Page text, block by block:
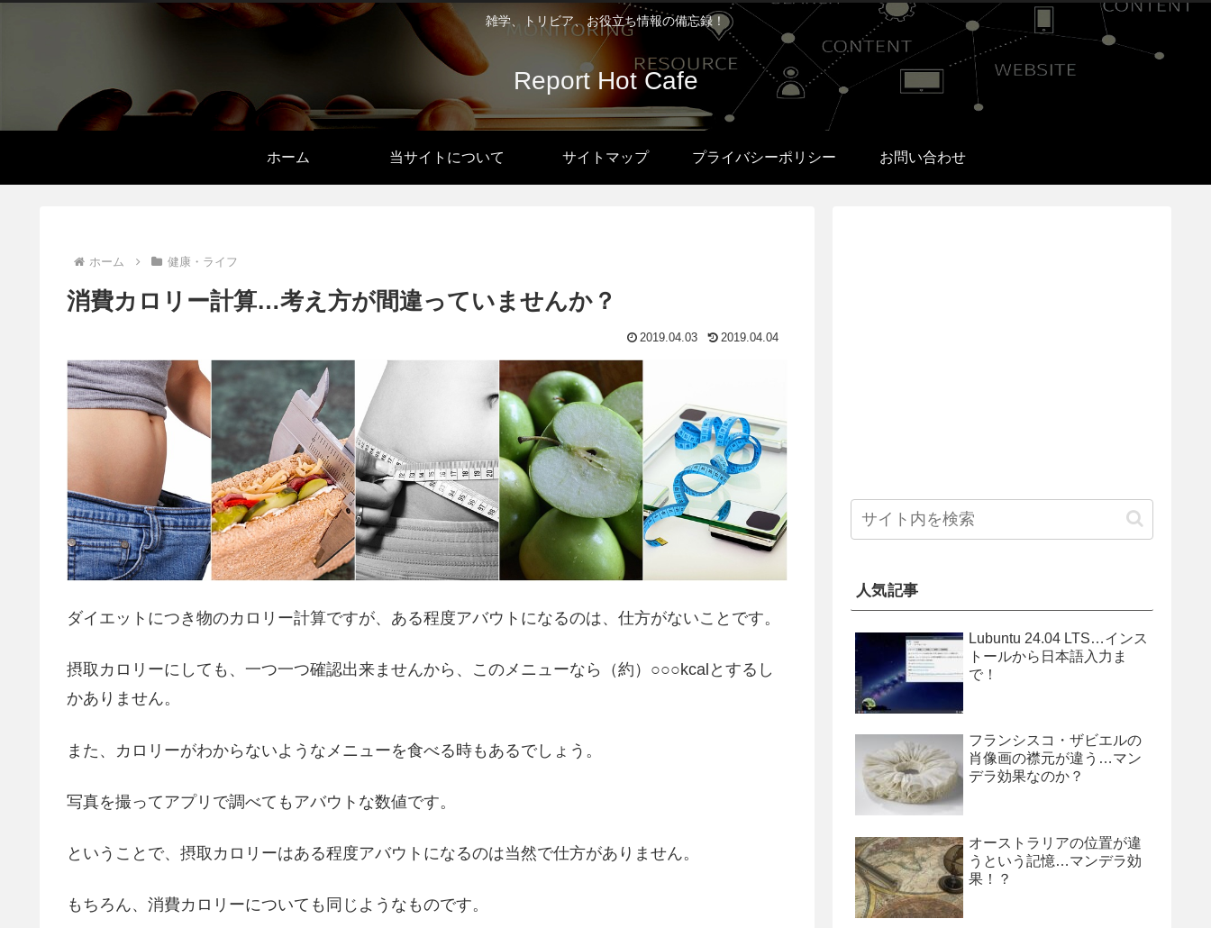
雑学、トリビア、お役立ち情報の備忘録！
Report Hot Cafe
ホーム 当サイトについて サイトマップ プライバシーポリシー お問い合わせ
ホーム 健康・ライフ
消費カロリー計算…考え方が間違っていませんか？
2019.04.03 2019.04.04
ダイエットにつき物のカロリー計算ですが、ある程度アバウトになるのは、仕方がないことです。
摂取カロリーにしても、一つ一つ確認出来ませんから、このメニューなら（約）○○○kcalとするし
かありません。
また、カロリーがわからないようなメニューを食べる時もあるでしょう。
写真を撮ってアプリで調べてもアバウトな数値です。
ということで、摂取カロリーはある程度アバウトになるのは当然で仕方がありません。
もちろん、消費カロリーについても同じようなものです。
人気記事
Lubuntu 24.04 LTS…インス
トールから日本語入力ま
で！
フランシスコ・ザビエルの
肖像画の襟元が違う…マン
デラ効果なのか？
オーストラリアの位置が違
うという記憶…マンデラ効
果！？